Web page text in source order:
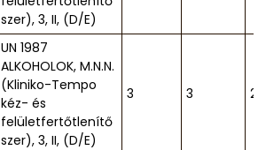
szer), 3, II, (D/E)
UN 1987
ALKOHOLOK, M.N.N.
(Kliniko-Tempo
kéz- és
felületfertőtlenítő
szer), 3, II, (D/E)
3 3